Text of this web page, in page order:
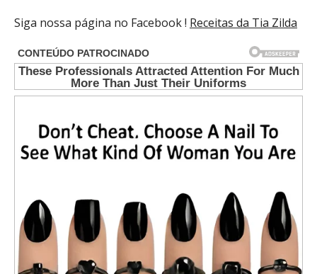
Siga nossa página no Facebook ! Receitas da Tia Zilda